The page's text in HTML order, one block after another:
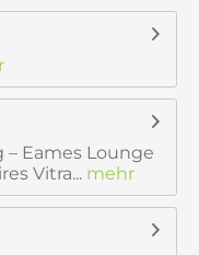
Eames Lounge
Vitra... mehr